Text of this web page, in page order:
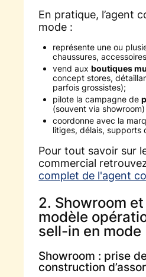
En pratique, l’agent
mode :
représente une ou
chaussures,
vend auxboutiques
concept stores,
parfois grossistes);
pilote la campagne de
(souvent via showroom)
coordonne avec la
litiges, délais, supports
Pour tout savoir sur
commercial
complet de l'agent
2. Showroom
modèle
sell-in en mode
Showroom : prise
construction